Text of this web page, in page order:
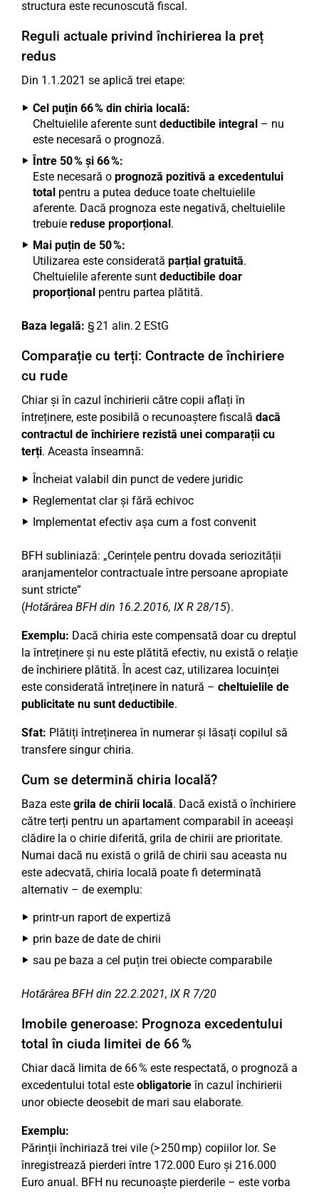
structura este recunoscută fiscal.
Reguli actuale privind închirierea la preț
redus
Din 1.1.2021 se aplică trei etape:
Cel puțin 66 % din chiria locală:
Cheltuielile aferente sunt deductibile integral – nu
este necesară o prognoză.
Între 50 % și 66 %:
Este necesară o prognoză pozitivă a excedentului
total pentru a putea deduce toate cheltuielile
aferente. Dacă prognoza este negativă, cheltuielile
trebuie reduse proporțional.
Mai puțin de 50 %:
Utilizarea este considerată parțial gratuită.
Cheltuielile aferente sunt deductibile doar
proporțional pentru partea plătită.
Baza legală: § 21 alin. 2 EStG
Comparație cu terți: Contracte de închiriere
cu rude
Chiar și în cazul închirierii către copii aflați în
întreținere, este posibilă o recunoaștere fiscală dacă
contractul de închiriere rezistă unei comparații cu
terți. Aceasta înseamnă:
Încheiat valabil din punct de vedere juridic
Reglementat clar și fără echivoc
Implementat efectiv așa cum a fost convenit
BFH subliniază: „Cerințele pentru dovada seriozității
aranjamentelor contractuale între persoane apropiate
sunt stricte”
(Hotărârea BFH din 16.2.2016, IX R 28/15).
Exemplu: Dacă chiria este compensată doar cu dreptul
la întreținere și nu este plătită efectiv, nu există o relație
de închiriere plătită. În acest caz, utilizarea locuinței
este considerată întreținere în natură – cheltuielile de
publicitate nu sunt deductibile.
Sfat: Plătiți întreținerea în numerar și lăsați copilul să
transfere singur chiria.
Cum se determină chiria locală?
Baza este grila de chirii locală. Dacă există o închiriere
către terți pentru un apartament comparabil în aceeași
clădire la o chirie diferită, grila de chirii are prioritate.
Numai dacă nu există o grilă de chirii sau aceasta nu
este adecvată, chiria locală poate fi determinată
alternativ – de exemplu:
printr-un raport de expertiză
prin baze de date de chirii
sau pe baza a cel puțin trei obiecte comparabile
Hotărârea BFH din 22.2.2021, IX R 7/20
Imobile generoase: Prognoza excedentului
total în ciuda limitei de 66 %
Chiar dacă limita de 66 % este respectată, o prognoză a
excedentului total este obligatorieîn cazul închirierii
unor obiecte deosebit de mari sau elaborate.
Exemplu:
Părinții închiriază trei vile (> 250 mp) copiilor lor. Se
înregistrează pierderi între 172.000 Euro și 216.000
Euro anual. BFH nu recunoaște pierderile – este vorba